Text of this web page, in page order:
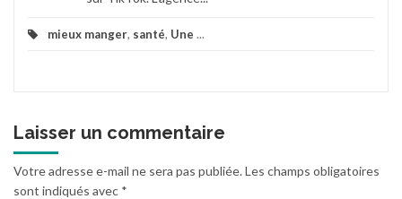
mieux manger, santé, Une ...
Laisser un commentaire
Votre adresse e-mail ne sera pas publiée.Les champs obligatoires
sont indiqués avec *